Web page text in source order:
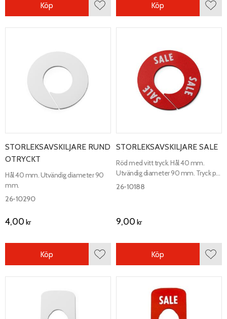
Lägg till i favoriter
Köp Köp
STORLEKSAVSKILJARE RUND
OTRYCKT
Hål 40 mm. Utvändig diameter 90
mm.
26-10290
4,00 kr
Lägg till i favoriter
Köp
STORLEKSAVSKILJARE SALE
Röd med vitt tryck. Hål 40 mm.
Utvändig diameter 90 mm. Tryck på
båda sidor.
26-10188
9,00 kr
Köp